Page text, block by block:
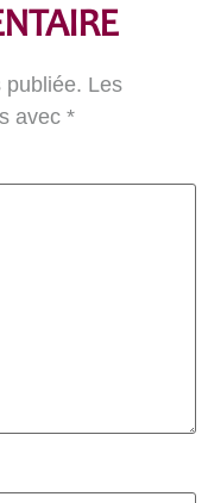
publiée. Les
avec *